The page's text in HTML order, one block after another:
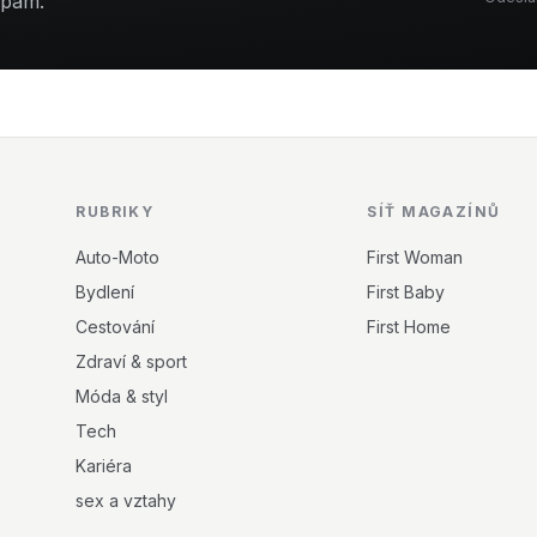
RUBRIKY
Auto-Moto
Bydlení
Cestování
Zdraví & sport
Móda & styl
Tech
Kariéra
sex a vztahy
SÍŤ MAGAZÍNŮ
First Woman
First Baby
First Home